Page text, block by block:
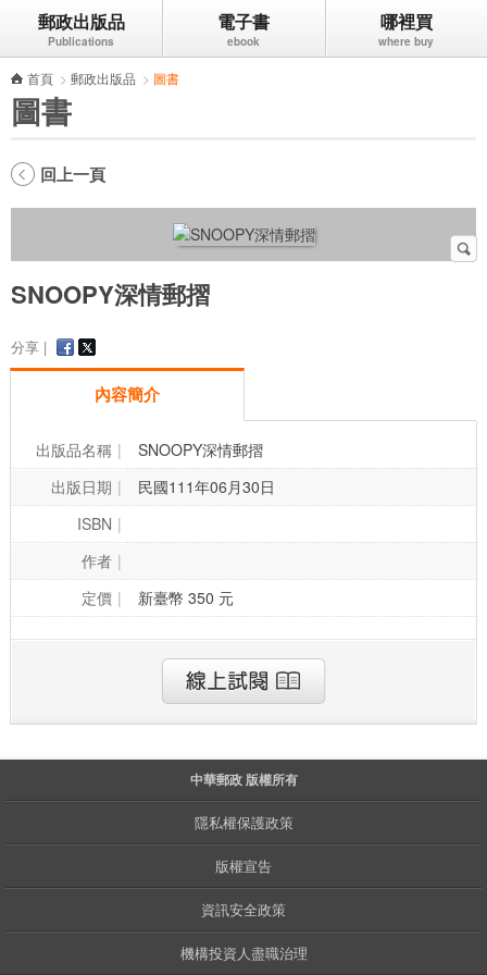
跳到主要內容區塊
郵政出版品 電子書 哪裡買
首頁 > 郵政出版品 > 圖書
圖書
回上一頁
SNOOPY深情郵摺
分享 |
內容簡介
出版品名稱
SNOOPY深情郵摺
出版日期
民國111年06月30日
ISBN
作者
定價
新臺幣 350 元
中華郵政 版權所有
隱私權保護政策
版權宣告
資訊安全政策
機構投資人盡職治理